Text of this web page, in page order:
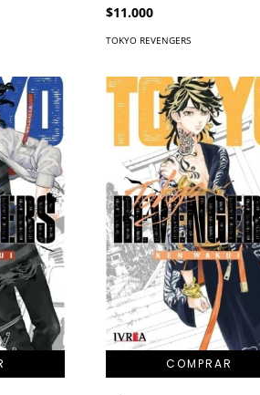
$11.000
TOKYO REVENGERS